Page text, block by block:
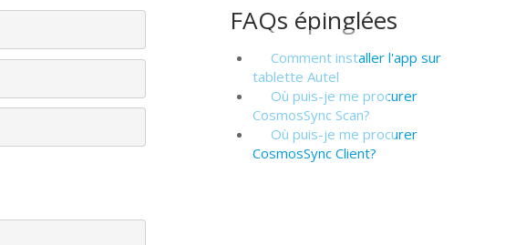
FAQs épinglées
Comment installer l'app sur
tablette Autel
Où puis-je me procurer
CosmosSync Scan?
Où puis-je me procurer
CosmosSync Client?